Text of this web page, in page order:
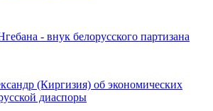
- внук белорусского партизана
(Киргизия) об экономических
диаспоры